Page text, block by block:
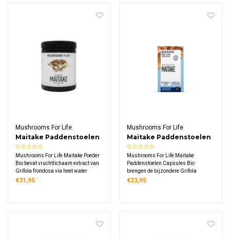
Mushrooms For Life
Maitake Paddenstoelen
Poeder Bio
Mushrooms For Life Maitake Poeder
Bio bevat vruchtlichaam extract van
Grifola frondosa via heet water
extractie. Dit biologische supplement
€31,95
Mushrooms For Life
Maitake Paddenstoelen
Capsules Bio
Mushrooms For Life Maitake
Paddenstoelen Capsules Bio
brengen de bijzondere Grifola
frondosa paddenstoel in een
€23,95